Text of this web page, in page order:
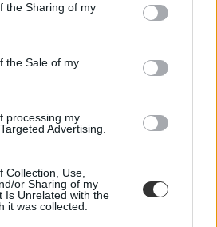
the Sharing of my
the Sale of my
processing my
Advertising.
Collection, Use,
or Sharing of my
Is Unrelated with the
it was collected.
finanszírozására,
kirándulása egy budai